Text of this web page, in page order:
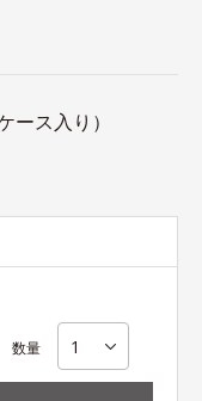
ース入り）
数量